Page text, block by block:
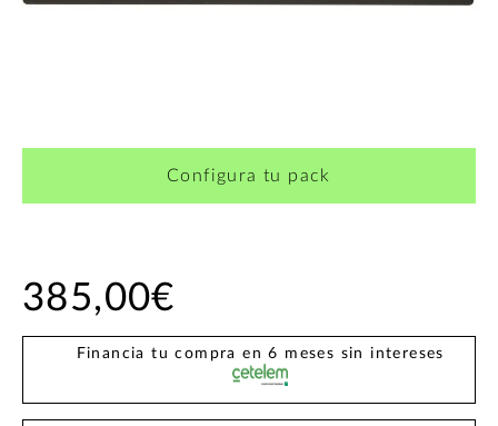
Configura tu pack
385,00€
Financia tu compra en 6 meses sin intereses